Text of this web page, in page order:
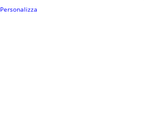
Personalizza